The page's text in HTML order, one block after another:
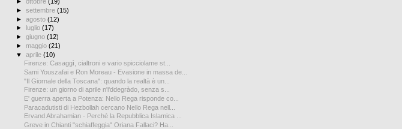
►settembre(15)
►agosto(12)
►
luglio(17)
►giugno(12)
► maggio(21)
▼aprile(10)
Firenze: Casaggì, cialtroni e vario spicciolame st...
Sami Youszafai e Ron Moreau - Evasione in massa de...
"Il Giornale della Toscana": quando la realtà è un...
Firenze: un giorno di aprile n'i'ddegràdo, senza s...
E' guerra aperta a Potenza: Nello Rega risponde co...
Paracadutisti di Hezbollah cercano Nello Rega nell...
Ervand Abrahamian - Perché la Repubblica Islamica ...
Greve in Chianti "schiaffeggia" Oriana Fallaci? Ha...